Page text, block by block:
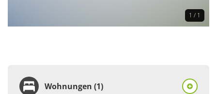
1 / 1
Wohnungen (1)